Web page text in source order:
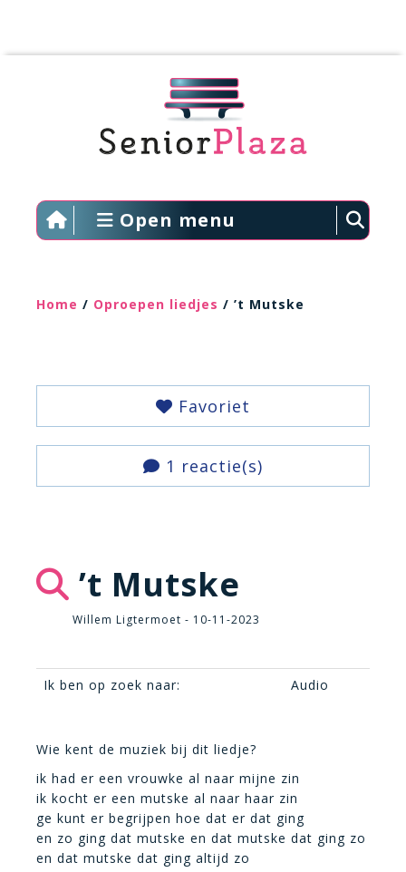
Open menu
Home / Oproepen liedjes / ’t Mutske
Favoriet
1 reactie(s)
’t Mutske
Willem Ligtermoet - 10-11-2023
Ik ben op zoek naar: Audio
Wie kent de muziek bij dit liedje?
ik had er een vrouwke al naar mijne zin
ik kocht er een mutske al naar haar zin
ge kunt er begrijpen hoe dat er dat ging
en zo ging dat mutske en dat mutske dat ging zo
en dat mutske dat ging altijd zo